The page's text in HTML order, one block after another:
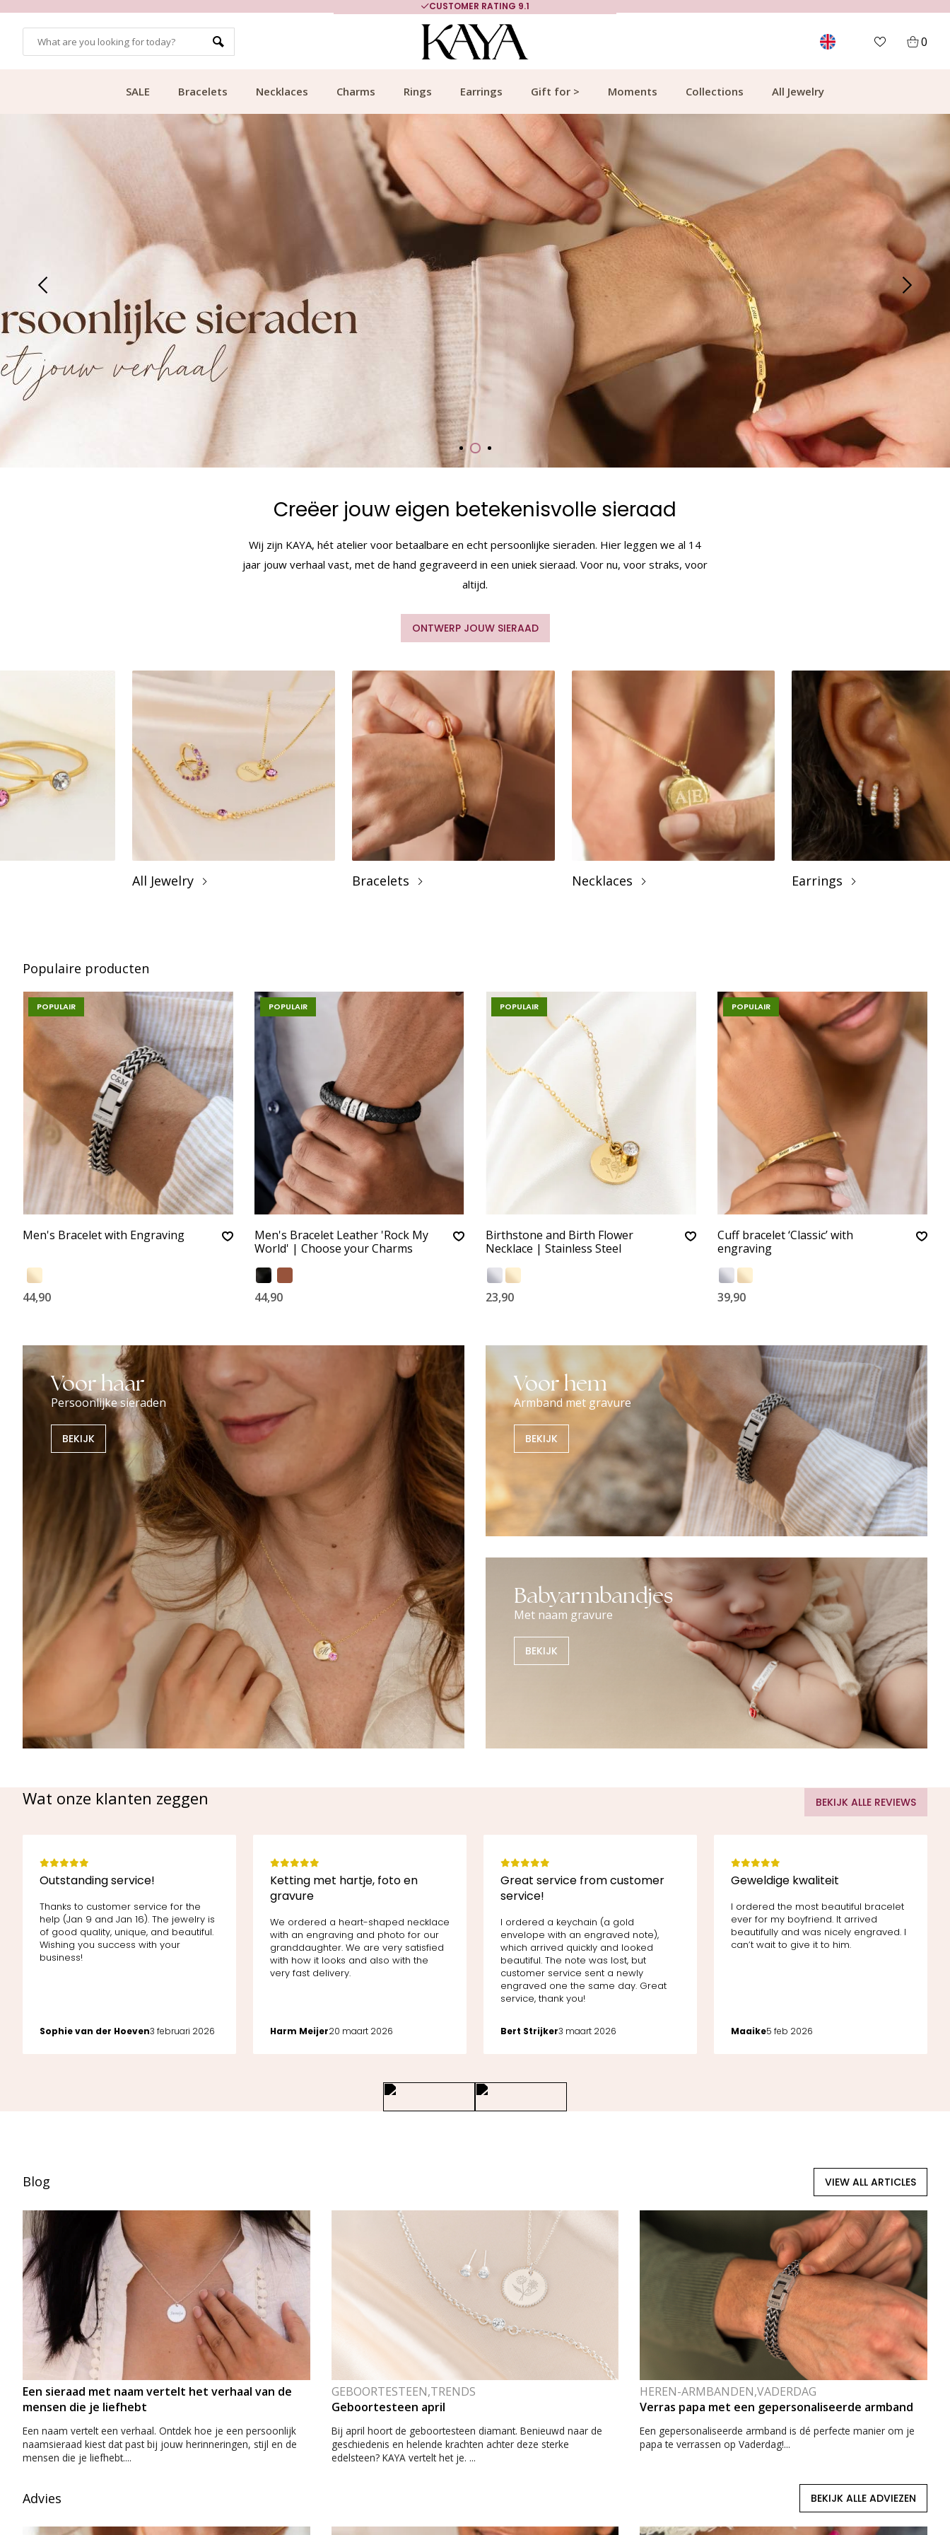
CUSTOMER RATING 9.1
0
SALE Bracelets Necklaces Charms Rings Earrings Gift for > Moments Collections All Jewelry
Creëer jouw eigen betekenisvolle sieraad
Wij zijn KAYA, hét atelier voor betaalbare en echt persoonlijke sieraden. Hier leggen we al 14
jaar jouw verhaal vast, met de hand gegraveerd in een uniek sieraad. Voor nu, voor straks, voor
altijd.
ONTWERP JOUW SIERAAD
All Jewelry Bracelets Necklaces Earrings
Populaire producten
POPULAIR
Men's Bracelet with Engraving
44,90
POPULAIR
Men's Bracelet Leather 'Rock My
World' | Choose your Charms
44,90
POPULAIR
Birthstone and Birth Flower
Necklace | Stainless Steel
23,90
POPULAIR
Cuff bracelet ‘Classic’ with
engraving
39,90
Voor haar
Persoonlijke sieraden
BEKIJK
Voor hem
Armband met gravure
BEKIJK
Babyarmbandjes
Met naam gravure
BEKIJK
Wat onze klanten zeggen BEKIJK ALLE REVIEWS
Outstanding service!
Thanks to customer service for the
help (Jan 9 and Jan 16). The jewelry is
of good quality, unique, and beautiful.
Wishing you success with your
business!
Sophie van der Hoeven3 februari 2026
Ketting met hartje, foto en
gravure
We ordered a heart-shaped necklace
with an engraving and photo for our
granddaughter. We are very satisfied
with how it looks and also with the
very fast delivery.
Harm Meijer20 maart 2026
Great service from customer
service!
I ordered a keychain (a gold
envelope with an engraved note),
which arrived quickly and looked
beautiful. The note was lost, but
customer service sent a newly
engraved one the same day. Great
service, thank you!
Bert Strijker3 maart 2026
Geweldige kwaliteit
I ordered the most beautiful bracelet
ever for my boyfriend. It arrived
beautifully and was nicely engraved. I
can’t wait to give it to him.
Maaike5 feb 2026
Blog VIEW ALL ARTICLES
Een sieraad met naam vertelt het verhaal van de
mensen die je liefhebt
Een naam vertelt een verhaal. Ontdek hoe je een persoonlijk
naamsieraad kiest dat past bij jouw herinneringen, stijl en de
mensen die je liefhebt....
GEBOORTESTEEN,TRENDS
Geboortesteen april
Bij april hoort de geboortesteen diamant. Benieuwd naar de
geschiedenis en helende krachten achter deze sterke
edelsteen? KAYA vertelt het je. ...
HEREN-ARMBANDEN,VADERDAG
Verras papa met een gepersonaliseerde armband
Een gepersonaliseerde armband is dé perfecte manier om je
papa te verrassen op Vaderdag!...
Advies BEKIJK ALLE ADVIEZEN